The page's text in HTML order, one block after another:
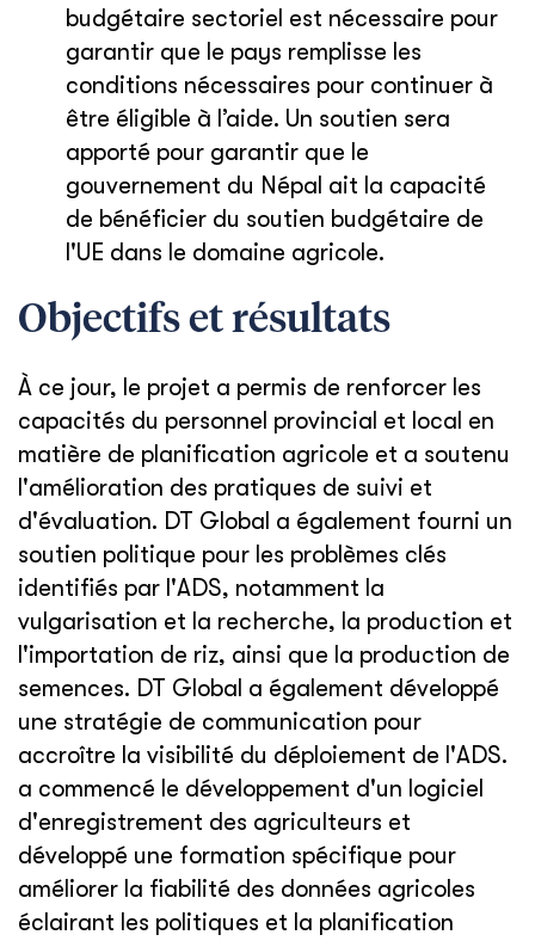
budgétaire sectoriel est nécessaire pour
garantir que le pays remplisse les
conditions nécessaires pour continuer à
être éligible à l’aide. Un soutien sera
apporté pour garantir que le
gouvernement du Népal ait la capacité
de bénéficier du soutien budgétaire de
l'UE dans le domaine agricole.
Objectifs et résultats
À ce jour, le projet a permis de renforcer les
capacités du personnel provincial et local en
matière de planification agricole et a soutenu
l'amélioration des pratiques de suivi et
d'évaluation. DT Global a également fourni un
soutien politique pour les problèmes clés
identifiés par l'ADS, notamment la
vulgarisation et la recherche, la production et
l'importation de riz, ainsi que la production de
semences. DT Global a également développé
une stratégie de communication pour
accroître la visibilité du déploiement de l'ADS.
a commencé le développement d'un logiciel
d'enregistrement des agriculteurs et
développé une formation spécifique pour
améliorer la fiabilité des données agricoles
éclairant les politiques et la planification